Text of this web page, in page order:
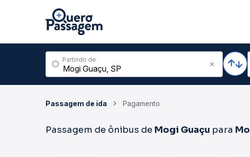
Partindo de
Passagem de ida Pagamento
Passagem de ônibus de Mogi Guaçu para